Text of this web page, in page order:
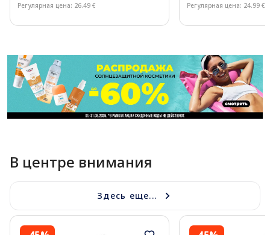
Регулярная цена: 26.49 € Регулярная цена: 24.99 €
В центре внимания
Здесь еще...